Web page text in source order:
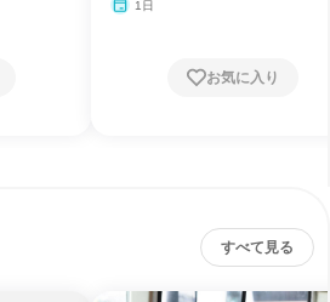
1日
お気に入り
すべて見る